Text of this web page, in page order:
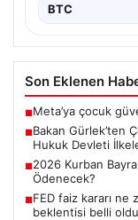
BTC
Son Eklenen
■Meta’ya çocuk
■Bakan Gürlek’ten
Hukuk Devleti
■2026 Kurban
Ödenecek?
■FED faiz kararı ne
beklentisi belli oldu